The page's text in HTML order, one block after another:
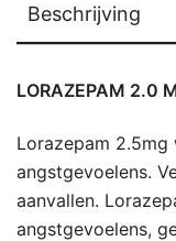
Beschrijving
LORAZEPAM 2.0
Lorazepam
angstgevoelens.
aanvallen.
angstgevoelens,